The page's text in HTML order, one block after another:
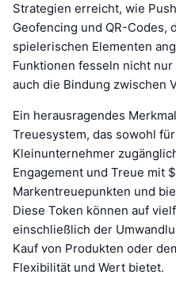
Strategien erreicht, wie
Geofencing und QR-Codes,
spielerischen Elementen
Funktionen fesseln nicht
auch die Bindung zwischen
Ein herausragendes
Treuesystem, das sowohl
Kleinunternehmer
Engagement und Treue mit
Markentreuepunkten und
Diese Token können auf
einschließlich der
Kauf von Produkten oder
Flexibilität und Wert bietet.